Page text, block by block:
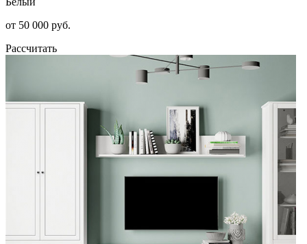
от 50 000 руб.
Рассчитать